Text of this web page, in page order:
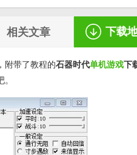
海时代3加强版 (极高的自由度)
相关文章 下载
附带了教程的石器时代单机游戏下